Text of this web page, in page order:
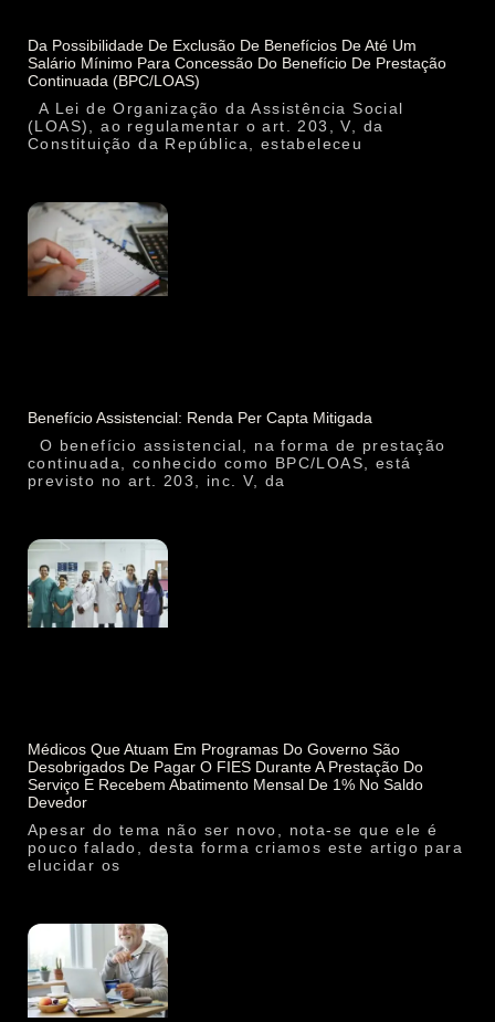
Da Possibilidade De Exclusão De Benefícios De Até Um
Salário Mínimo Para Concessão Do Benefício De Prestação
Continuada (BPC/LOAS)
A Lei de Organização da Assistência Social
(LOAS), ao regulamentar o art. 203, V, da
Constituição da República, estabeleceu
Benefício Assistencial: Renda Per Capta Mitigada
O benefício assistencial, na forma de prestação
continuada, conhecido como BPC/LOAS, está
previsto no art. 203, inc. V, da
Médicos Que Atuam Em Programas Do Governo São
Desobrigados De Pagar O FIES Durante A Prestação Do
Serviço E Recebem Abatimento Mensal De 1% No Saldo
Devedor
Apesar do tema não ser novo, nota-se que ele é
pouco falado, desta forma criamos este artigo para
elucidar os